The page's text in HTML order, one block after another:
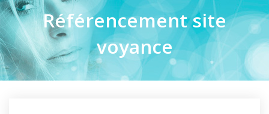
Référencement site
voyance